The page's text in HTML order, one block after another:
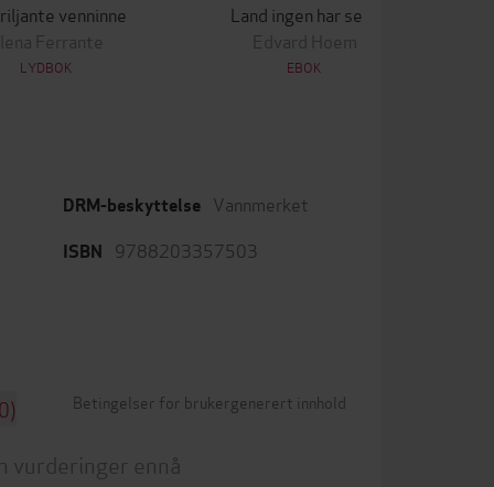
venninne
Ferrante
LYDBOK
Land ingen har sett
Edvard Hoem
EBOK
DRM-beskyttelse Vannmerket
ISBN 9788203357503
Betingelser for brukergenerert innhold
vurderinger ennå